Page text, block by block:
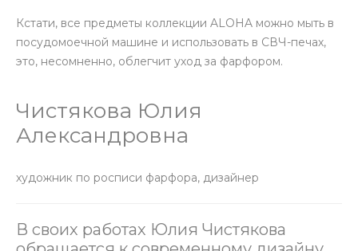
Кстати, все предметы коллекции ALOHA можно мыть в
посудомоечной машине и использовать в СВЧ-печах,
это, несомненно, облегчит уход за фарфором.
Чистякова Юлия
Александровна
художник по росписи фарфора, дизайнер
В своих работах Юлия Чистякова